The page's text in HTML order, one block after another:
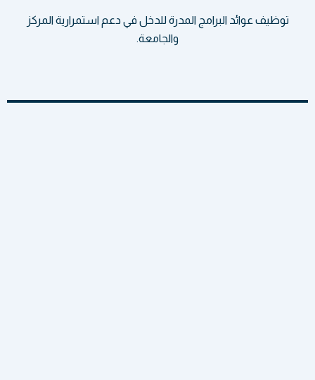
توظيف عوائد البرامج المدرة للدخل في دعم استمرارية المركز
والجامعة.